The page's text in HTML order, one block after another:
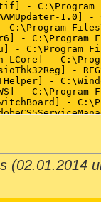
-
1.0]
C:\Program
-
- C:\Program
LCore] -
-
-
- C:\Program
-
-
-
Update] -
(02.01.2014